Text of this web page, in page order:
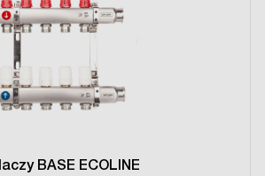
BASE ECOLINE